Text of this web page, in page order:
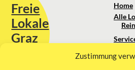
Zustimmung
Freie
Lokale
Graz
Sie erreichen uns unter:
Home
Alle
Über